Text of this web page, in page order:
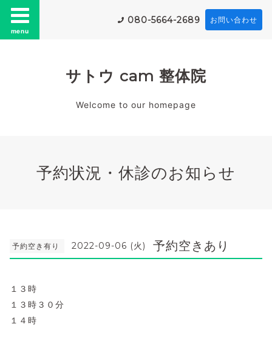
menu
080-5664-2689 お問い合わせ
サトウ cam 整体院
Welcome to our homepage
予約状況・休診のお知らせ
予約空き有り 2022-09-06 (火) 予約空きあり
１３時
１３時３０分
１４時